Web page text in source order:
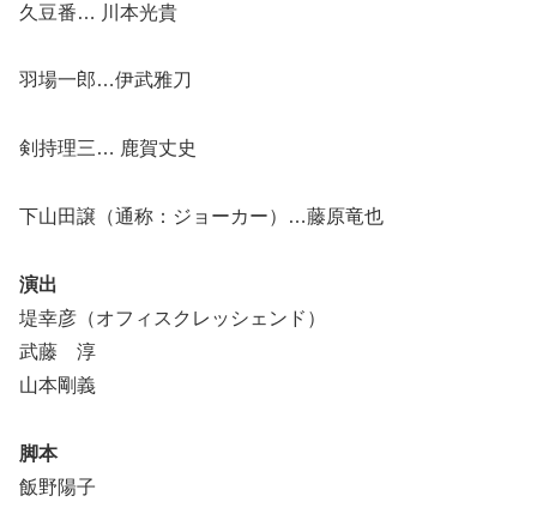
久豆番… 川本光貴
羽場一郎…伊武雅刀
剣持理三… 鹿賀丈史
下山田譲（通称：ジョーカー）…藤原竜也
演出
堤幸彦（オフィスクレッシェンド）
武藤 淳
山本剛義
脚本
飯野陽子